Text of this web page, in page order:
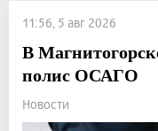
11:56, 5 авг 2026
В
полис ОСАГО
Новости